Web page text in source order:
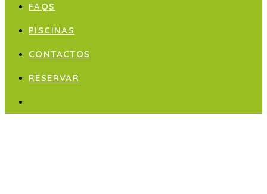
FAQS
PISCINAS
CONTACTOS
RESERVAR